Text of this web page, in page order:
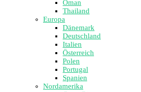
Oman
Thailand
Europa
Dänemark
Deutschland
Italien
Österreich
Polen
Portugal
Spanien
Nordamerika